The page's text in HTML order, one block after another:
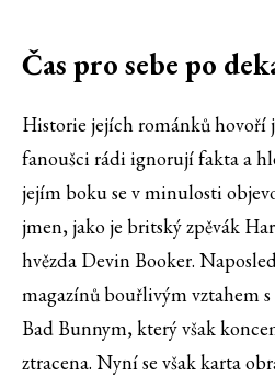
Čas pro sebe po
Historie jejích románků hovoří
fanoušci rádi ignorují fakta a
jejím boku se v minulosti
jmen, jako je britský zpěvák
hvězda Devin Booker.
magazínů bouřlivým vztahem
Bad Bunnym, který však
ztracena. Nyní se však karta